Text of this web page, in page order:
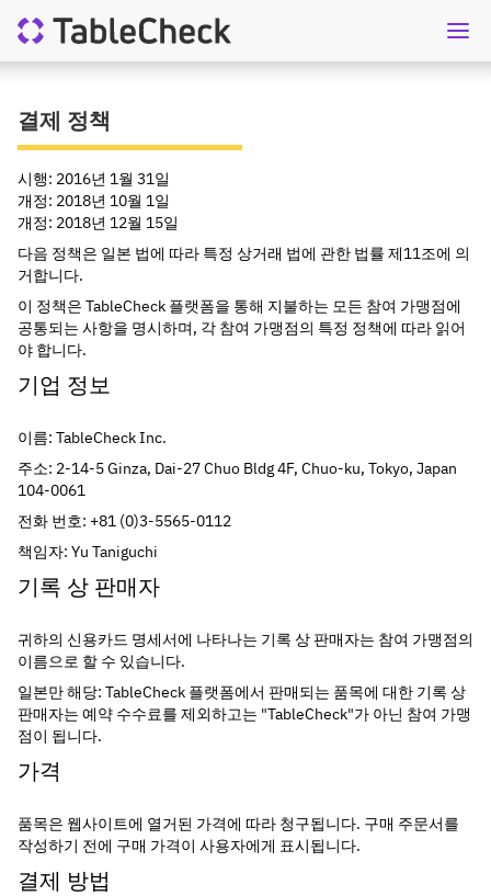
결제 정책
시행: 2016년 1월 31일
개정: 2018년 10월 1일
개정: 2018년 12월 15일
다음 정책은 일본 법에 따라 특정 상거래 법에 관한 법률 제11조에 의
거합니다.
이 정책은 TableCheck 플랫폼을 통해 지불하는 모든 참여 가맹점에
공통되는 사항을 명시하며, 각 참여 가맹점의 특정 정책에 따라 읽어
야 합니다.
기업 정보
이름: TableCheck Inc.
주소: 2-14-5 Ginza, Dai-27 Chuo Bldg 4F, Chuo-ku, Tokyo, Japan
104-0061
전화 번호: +81 (0)3-5565-0112
책임자: Yu Taniguchi
기록 상 판매자
귀하의 신용카드 명세서에 나타나는 기록 상 판매자는 참여 가맹점의
이름으로 할 수 있습니다.
일본만 해당: TableCheck 플랫폼에서 판매되는 품목에 대한 기록 상
판매자는 예약 수수료를 제외하고는 "TableCheck"가 아닌 참여 가맹
점이 됩니다.
가격
품목은 웹사이트에 열거된 가격에 따라 청구됩니다. 구매 주문서를
작성하기 전에 구매 가격이 사용자에게 표시됩니다.
결제 방법